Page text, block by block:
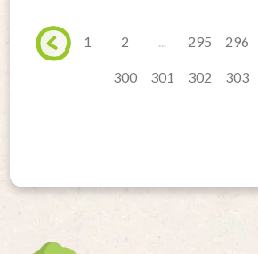
1 2 295 296
300 301 302 303